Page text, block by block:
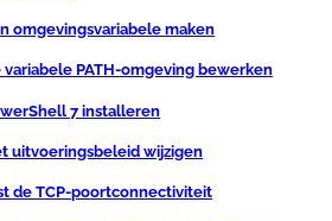
omgevingsvariabele maken
variabele PATH-omgeving bewerken
7 installeren
uitvoeringsbeleid wijzigen
de TCP-poortconnectiviteit